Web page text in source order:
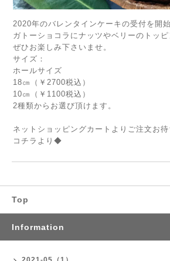
2020年のバレンタインケーキの受付を開
ガトーショコラにナッツやベリーのトッピ
ぜひお楽しみ下さいませ。
サイズ：
ホールサイズ
18㎝（￥2700税込）
10㎝（￥1100税込）
2種類からお選び頂けます。
ネットショッピングカートよりご注文お待
コチラより◆
Top
Information